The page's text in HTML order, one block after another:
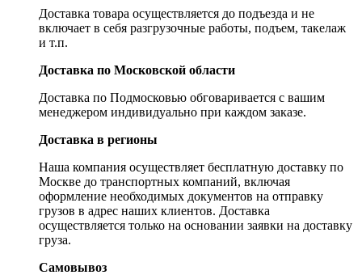
Доставка товара осуществляется до подъезда и не
включает в себя разгрузочные работы, подъем, такелаж
и т.п.
Доставка по Московской области
Доставка по Подмосковью обговаривается с вашим
менеджером индивидуально при каждом заказе.
Доставка в регионы
Наша компания осуществляет бесплатную доставку по
Москве до транспортных компаний, включая
оформление необходимых документов на отправку
грузов в адрес наших клиентов. Доставка
осуществляется только на основании заявки на доставку
груза.
Самовывоз